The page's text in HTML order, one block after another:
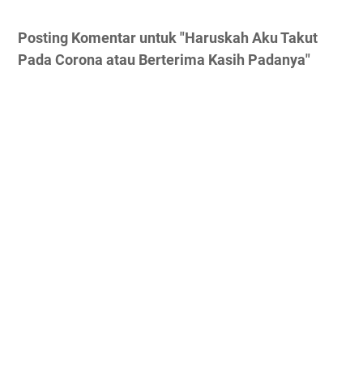
Posting Komentar untuk "Haruskah Aku Takut
Pada Corona atau Berterima Kasih Padanya"